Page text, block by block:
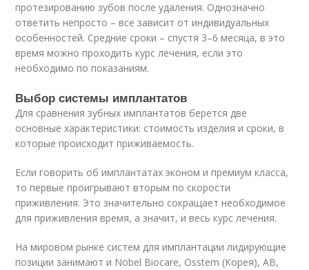
протезированию зубов после удаления. Однозначно
ответить непросто – все зависит от индивидуальных
особенностей. Средние сроки – спустя 3–6 месяца, в это
время можно проходить курс лечения, если это
необходимо по показаниям.
Выбор системы имплантатов
Для сравнения зубных имплантатов берется две
основные характеристики: стоимость изделия и сроки, в
которые происходит приживаемость.
Если говорить об имплантатах эконом и премиум класса,
то первые проигрывают вторым по скорости
приживления. Это значительно сокращает необходимое
для приживления время, а значит, и весь курс лечения.
На мировом рынке систем для имплантации лидирующие
позиции занимают и Nobel Biocare, Osstem (Корея), AB,